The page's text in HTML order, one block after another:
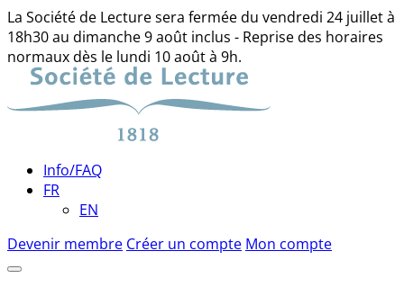
La Société de Lecture sera fermée du vendredi 24 juillet à
18h30 au dimanche 9 août inclus - Reprise des horaires
normaux dès le lundi 10 août à 9h.
Skip
content
Info/FAQ
FR
EN
Devenir membre Créer un compte Mon compte